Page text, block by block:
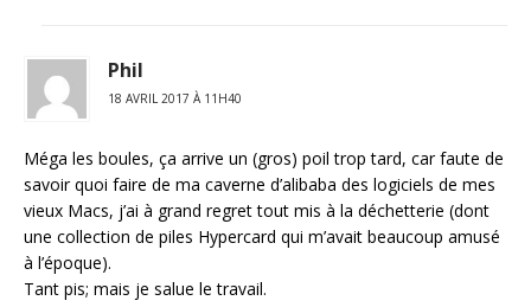
Phil
18 AVRIL 2017 À 11H40
Méga les boules, ça arrive un (gros) poil trop tard, car faute de
savoir quoi faire de ma caverne d’alibaba des logiciels de mes
vieux Macs, j’ai à grand regret tout mis à la déchetterie (dont
une collection de piles Hypercard qui m’avait beaucoup amusé
à l’époque).
Tant pis; mais je salue le travail.